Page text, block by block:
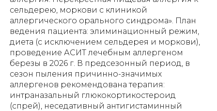
сельдерею, моркови с клиникой
аллергического орального синдрома». План
ведения пациента: элиминационный режим,
диета (с исключением сельдерея и моркови),
проведение АСИТ лечебным аллергеном
березы в 2026 г. В предсезонный период, в
сезон пыления причинно-значимых
аллергенов рекомендована терапия:
интраназальный глюкокортикостероид
(спрей), неседативный антигистаминный